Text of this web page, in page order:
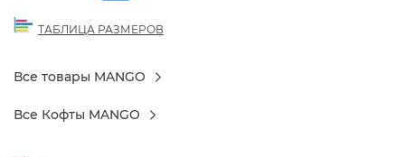
ТАБЛИЦА РАЗМЕРОВ
Все товары MANGO
Все Кофты MANGO